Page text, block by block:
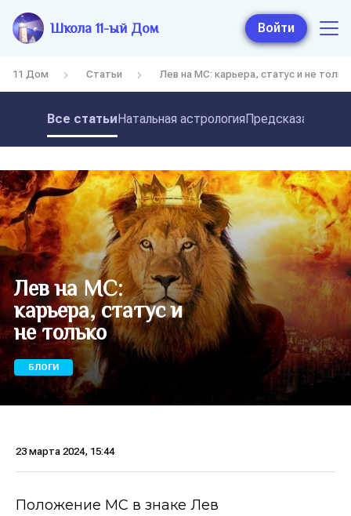
Школа 11-ый Дом Войти
11 Дом Статьи Лев на МС: карьера, статус и не
Все статьиНатальная астрология
Лев на МС:
карьера, статус и
не только
БЛОГИ
23 марта 2024, 15:44
Положение МС в знаке Лев